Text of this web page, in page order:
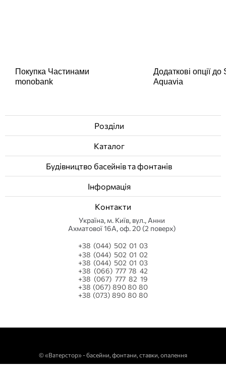
Покупка Частинами
monobank
Додаткові опції
Aquavia
Розділи
Каталог
Будівництво басейнів та фонтанів
Інформація
Контакти
Українa, м. Київ, вул., Анни
Ахматової 16А, оф. 20 (2 поверх)
+38 (044) 502 01 03
+38 (044) 502 01 02
+38 (044) 502 01 03
+38 (066) 777 78 42
+38 (067) 777 82 19
+38 (067) 890 80 80
+38 (073) 890 80 80
©«Ватерстор» - басейни, фонтани, ставки, опалення